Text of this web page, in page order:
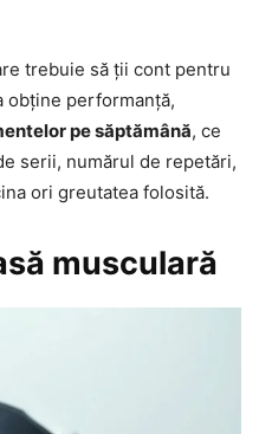
trebuie să ții cont pentru
obține performanță,
pe săptămână, ce
serii, numărul de repetări,
ori greutatea folosită.
musculară